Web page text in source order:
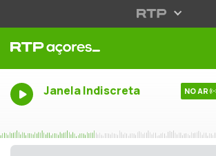
Janela Indiscreta NO AR